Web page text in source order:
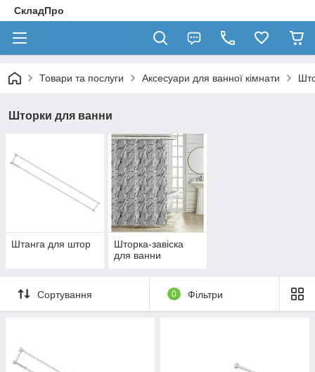
СкладПро
Товари та послуги Аксесуари для ванної кімнати
Шторки для ванни
Штанга для штор
Шторка-завіска
для ванни
Сортування 0 Фільтри